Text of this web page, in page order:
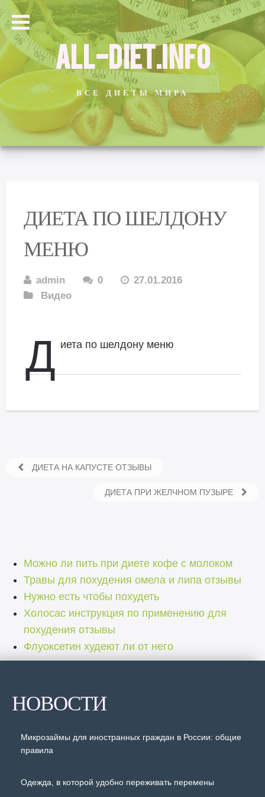
ALL-DIET.INFO
ВСЕ ДИЕТЫ МИРА
ДИЕТА ПО ШЕЛДОНУ
МЕНЮ
admin 0
27.01.2016
Видео
Д иета по шелдону меню
ДИЕТА НА КАПУСТЕ ОТЗЫВЫ
ДИЕТА ПРИ ЖЕЛЧНОМ ПУЗЫРЕ
Можно ли пить при диете кофе с молоком
Травы для похудения омела и липа отзывы
Нужно есть чтобы похудеть
Холосас инструкция по применению для
похудения отзывы
Флуоксетин худеют ли от него
НОВОСТИ
Микрозаймы для иностранных граждан в России: общие
правила
Одежда, в которой удобно переживать перемены